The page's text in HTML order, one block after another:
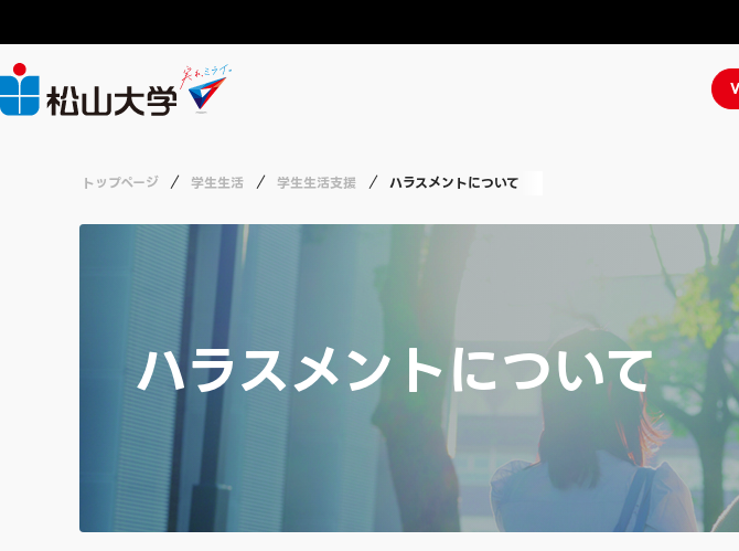
CHALLENGE
ミライチャレンジャー
ABOUT
広報
総合研究所
ACADEMICS
経営学部 経営学科
薬学部 医療薬学科 情報学部 情報学科 大
LIFE
授業・単位互換
各種資格・講座
RECRUIT
就職支援
インターンシップ
CAREERS
職員募集
労働施策総合推進法に基づく中途採用比率の公表
トップページ 学生生活 学生生活支援 ハラスメントについて
ハラスメントについて